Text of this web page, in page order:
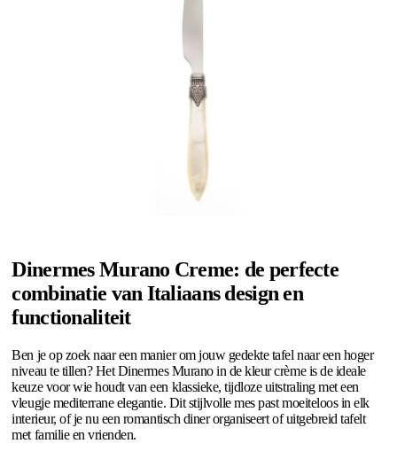
Dinermes Murano Creme: de perfecte
combinatie van Italiaans design en
functionaliteit
Ben je op zoek naar een manier om jouw gedekte tafel naar een hoger
niveau te tillen? Het Dinermes Murano in de kleur crème is de ideale
keuze voor wie houdt van een klassieke, tijdloze uitstraling met een
vleugje mediterrane elegantie. Dit stijlvolle mes past moeiteloos in elk
interieur, of je nu een romantisch diner organiseert of uitgebreid tafelt
met familie en vrienden.